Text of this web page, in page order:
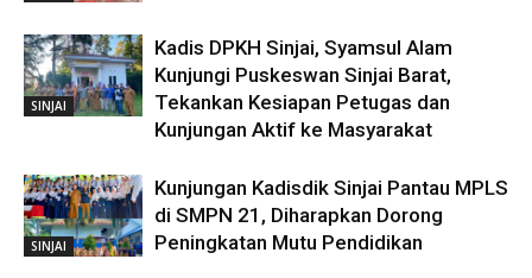
SINJAI
Kadis DPKH Sinjai, Syamsul Alam
Kunjungi Puskeswan Sinjai Barat,
Tekankan Kesiapan Petugas dan
Kunjungan Aktif ke Masyarakat
SINJAI
Kunjungan Kadisdik Sinjai Pantau MPLS
di SMPN 21, Diharapkan Dorong
Peningkatan Mutu Pendidikan